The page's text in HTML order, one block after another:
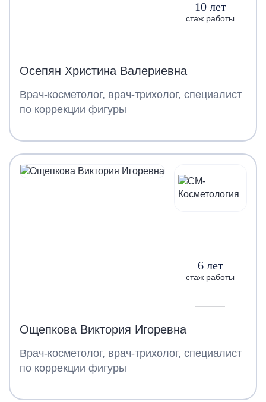
10 лет
стаж работы
Осепян Христина Валериевна
Врач-косметолог, врач-трихолог, специалист
по коррекции фигуры
6 лет
стаж работы
Ощепкова Виктория Игоревна
Врач-косметолог, врач-трихолог, специалист
по коррекции фигуры